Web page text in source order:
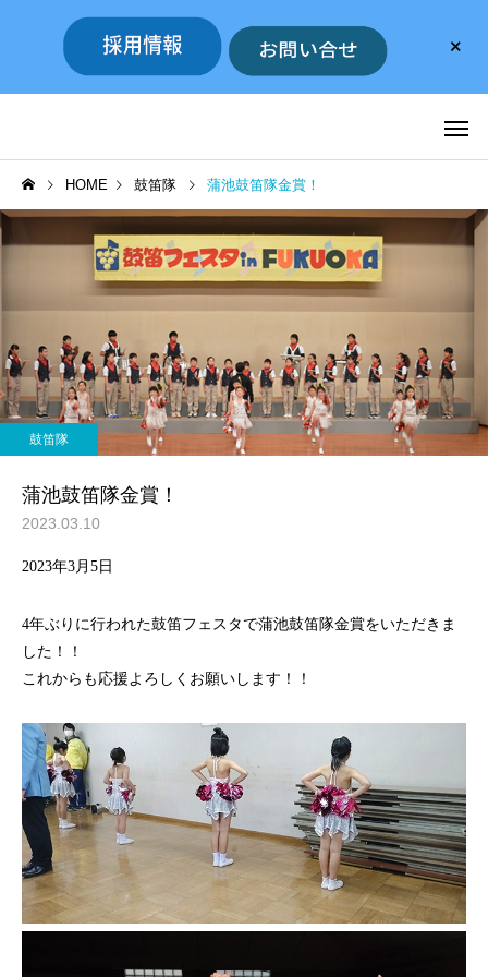
HOME 鼓笛隊 蒲池鼓笛隊金賞！
鼓笛隊
蒲池鼓笛隊金賞！
2023.03.10
2023年3月5日
4年ぶりに行われた鼓笛フェスタで蒲池鼓笛隊金賞をいただきま
した！！
これからも応援よろしくお願いします！！